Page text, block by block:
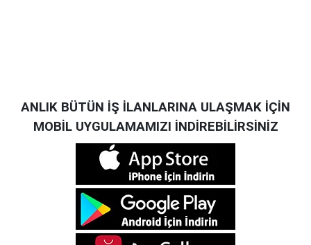
ANLIK BÜTÜN İŞ İLANLARINA ULAŞMAK İÇİN
MOBİL UYGULAMAMIZI İNDİREBİLİRSİNİZ